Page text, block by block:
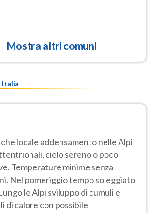
Mostra altri comuni
Italia
locale addensamento nelle Alpi
cielo sereno o poco
Temperature minime senza
Nel pomeriggio tempo soleggiato
le Alpi sviluppo di cumuli e
di calore con possibile